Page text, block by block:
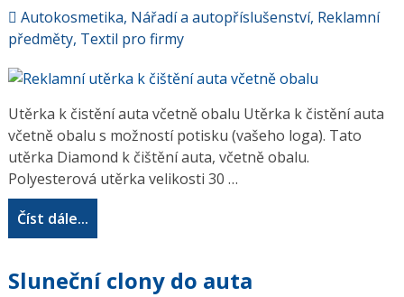
Autokosmetika, Nářadí a autopříslušenství, Reklamní
předměty, Textil pro firmy
Utěrka k čistění auta včetně obalu Utěrka k čistění auta
včetně obalu s možností potisku (vašeho loga). Tato
utěrka Diamond k čištění auta, včetně obalu.
Polyesterová utěrka velikosti 30 …
Číst dále...
Sluneční clony do auta